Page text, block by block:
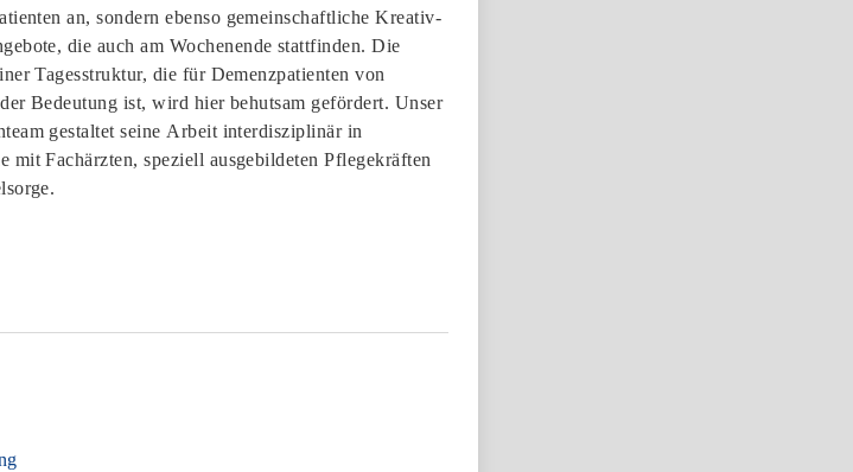
an, sondern ebenso gemeinschaftliche Kreativ-
die auch am Wochenende stattfinden. Die
Tagesstruktur, die für Demenzpatienten von
Bedeutung ist, wird hier behutsam gefördert. Unser
gestaltet seine Arbeit interdisziplinär in
mit Fachärzten, speziell ausgebildeten Pflegekräften